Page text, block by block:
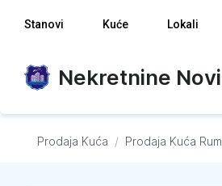
Stanovi Kuće Lokali
Nekretnine
Prodaja Kuća / Prodaja Kuća